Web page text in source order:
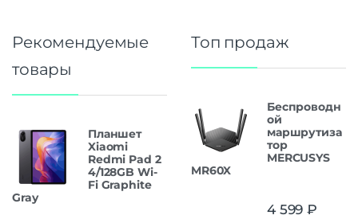
Рекомендуемые
товары
Планшет
Xiaomi
Redmi Pad 2
4/128GB Wi-
Fi Graphite
Gray
Топ продаж
Беспроводн
ой
маршрутиза
тор
MERCUSYS
MR60X
4 599 ₽